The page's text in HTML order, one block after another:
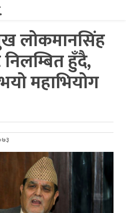
लोकमानसिंह
हुँदै,
महाभियोग